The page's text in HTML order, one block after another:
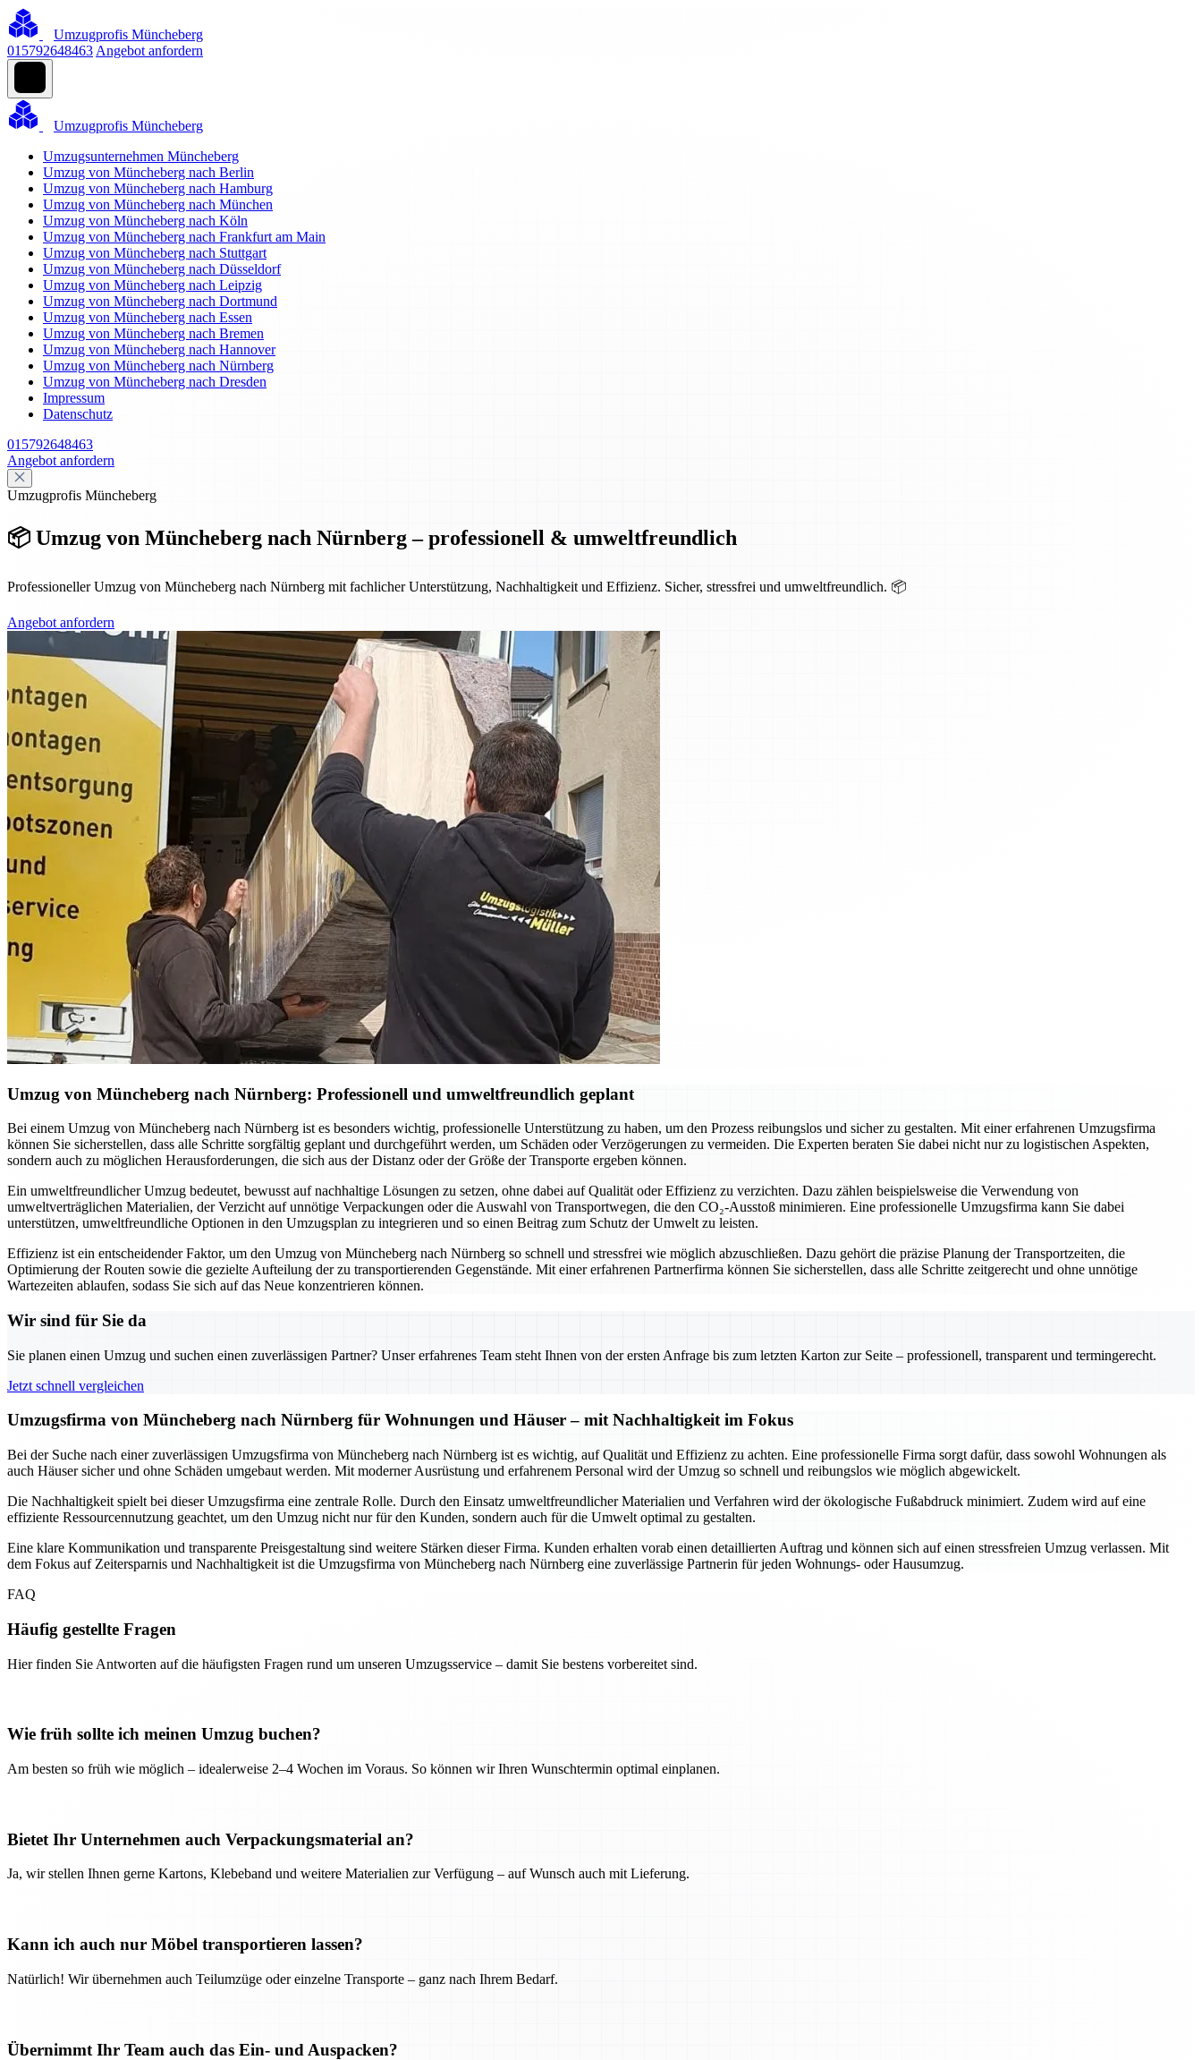
Umzugprofis Müncheberg
015792648463 Angebot anfordern
Umzugprofis Müncheberg
Umzugsunternehmen Müncheberg
Umzug von Müncheberg nach Berlin
Umzug von Müncheberg nach Hamburg
Umzug von Müncheberg nach München
Umzug von Müncheberg nach Köln
Umzug von Müncheberg nach Frankfurt am Main
Umzug von Müncheberg nach Stuttgart
Umzug von Müncheberg nach Düsseldorf
Umzug von Müncheberg nach Leipzig
Umzug von Müncheberg nach Dortmund
Umzug von Müncheberg nach Essen
Umzug von Müncheberg nach Bremen
Umzug von Müncheberg nach Hannover
Umzug von Müncheberg nach Nürnberg
Umzug von Müncheberg nach Dresden
Impressum
Datenschutz
015792648463
Angebot anfordern
Umzugprofis Müncheberg
📦 Umzug von Müncheberg nach Nürnberg – professionell & umweltfreundlich
Professioneller Umzug von Müncheberg nach Nürnberg mit fachlicher Unterstützung, Nachhaltigkeit und Effizienz. Sicher, stressfrei und umweltfreundlich. 📦
Angebot anfordern
Umzug von Müncheberg nach Nürnberg: Professionell und umweltfreundlich geplant
Bei einem Umzug von Müncheberg nach Nürnberg ist es besonders wichtig, professionelle Unterstützung zu haben, um den Prozess reibungslos und sicher zu gestalten. Mit einer erfahrenen Umzugsfirma
können Sie sicherstellen, dass alle Schritte sorgfältig geplant und durchgeführt werden, um Schäden oder Verzögerungen zu vermeiden. Die Experten beraten Sie dabei nicht nur zu logistischen Aspekten,
sondern auch zu möglichen Herausforderungen, die sich aus der Distanz oder der Größe der Transporte ergeben können.
Ein umweltfreundlicher Umzug bedeutet, bewusst auf nachhaltige Lösungen zu setzen, ohne dabei auf Qualität oder Effizienz zu verzichten. Dazu zählen beispielsweise die Verwendung von
umweltverträglichen Materialien, der Verzicht auf unnötige Verpackungen oder die Auswahl von Transportwegen, die den CO₂-Ausstoß minimieren. Eine professionelle Umzugsfirma kann Sie dabei
unterstützen, umweltfreundliche Optionen in den Umzugsplan zu integrieren und so einen Beitrag zum Schutz der Umwelt zu leisten.
Effizienz ist ein entscheidender Faktor, um den Umzug von Müncheberg nach Nürnberg so schnell und stressfrei wie möglich abzuschließen. Dazu gehört die präzise Planung der Transportzeiten, die
Optimierung der Routen sowie die gezielte Aufteilung der zu transportierenden Gegenstände. Mit einer erfahrenen Partnerfirma können Sie sicherstellen, dass alle Schritte zeitgerecht und ohne unnötige
Wartezeiten ablaufen, sodass Sie sich auf das Neue konzentrieren können.
Wir sind für Sie da
Sie planen einen Umzug und suchen einen zuverlässigen Partner? Unser erfahrenes Team steht Ihnen von der ersten Anfrage bis zum letzten Karton zur Seite – professionell, transparent und termingerecht.
Jetzt schnell vergleichen
Umzugsfirma von Müncheberg nach Nürnberg für Wohnungen und Häuser – mit Nachhaltigkeit im Fokus
Bei der Suche nach einer zuverlässigen Umzugsfirma von Müncheberg nach Nürnberg ist es wichtig, auf Qualität und Effizienz zu achten. Eine professionelle Firma sorgt dafür, dass sowohl Wohnungen als
auch Häuser sicher und ohne Schäden umgebaut werden. Mit moderner Ausrüstung und erfahrenem Personal wird der Umzug so schnell und reibungslos wie möglich abgewickelt.
Die Nachhaltigkeit spielt bei dieser Umzugsfirma eine zentrale Rolle. Durch den Einsatz umweltfreundlicher Materialien und Verfahren wird der ökologische Fußabdruck minimiert. Zudem wird auf eine
effiziente Ressourcennutzung geachtet, um den Umzug nicht nur für den Kunden, sondern auch für die Umwelt optimal zu gestalten.
Eine klare Kommunikation und transparente Preisgestaltung sind weitere Stärken dieser Firma. Kunden erhalten vorab einen detaillierten Auftrag und können sich auf einen stressfreien Umzug verlassen. Mit
dem Fokus auf Zeitersparnis und Nachhaltigkeit ist die Umzugsfirma von Müncheberg nach Nürnberg eine zuverlässige Partnerin für jeden Wohnungs- oder Hausumzug.
FAQ
Häufig gestellte Fragen
Hier finden Sie Antworten auf die häufigsten Fragen rund um unseren Umzugsservice – damit Sie bestens vorbereitet sind.
Wie früh sollte ich meinen Umzug buchen?
Am besten so früh wie möglich – idealerweise 2–4 Wochen im Voraus. So können wir Ihren Wunschtermin optimal einplanen.
Bietet Ihr Unternehmen auch Verpackungsmaterial an?
Ja, wir stellen Ihnen gerne Kartons, Klebeband und weitere Materialien zur Verfügung – auf Wunsch auch mit Lieferung.
Kann ich auch nur Möbel transportieren lassen?
Natürlich! Wir übernehmen auch Teilumzüge oder einzelne Transporte – ganz nach Ihrem Bedarf.
Übernimmt Ihr Team auch das Ein- und Auspacken?